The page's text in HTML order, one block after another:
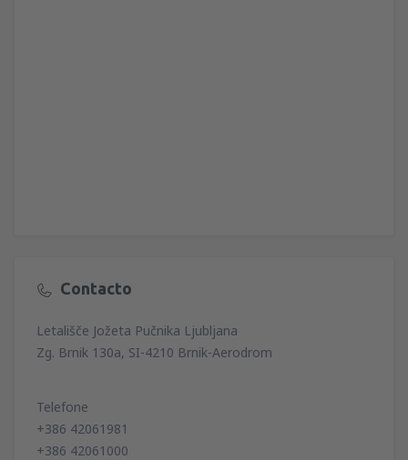
Contacto
Letališče Jožeta Pučnika Ljubljana
Zg. Brnik 130a, SI-4210 Brnik-Aerodrom
Telefone
+386 42061981
+386 42061000